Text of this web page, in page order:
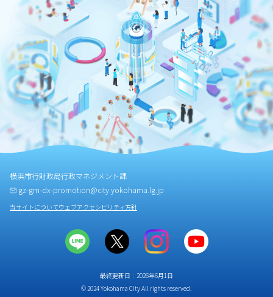
横浜市行財政局行政マネジメント課
gz-gm-dx-promotion@city.yokohama.lg.jp
当サイトについてウェブアクセシビリティ方針
最終更新日：2026年6月1日
© 2024 Yokohama City All rights reserved.